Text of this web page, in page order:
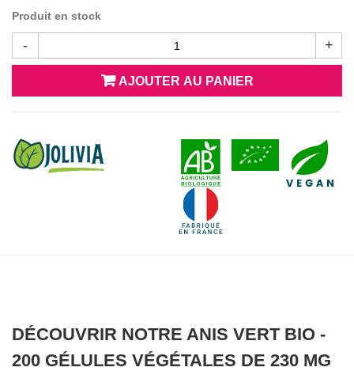
Produit en stock
- +
AJOUTER AU PANIER
DÉCOUVRIR NOTRE ANIS VERT BIO -
200 GÉLULES VÉGÉTALES DE 230 MG